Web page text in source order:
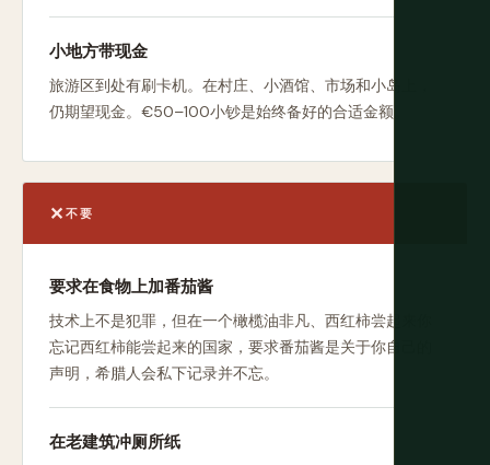
小地方带现金
旅游区到处有刷卡机。在村庄、小酒馆、市场和小岛上，
仍期望现金。€50–100小钞是始终备好的合适金额。
不要
要求在食物上加番茄酱
技术上不是犯罪，但在一个橄榄油非凡、西红柿尝起来你
忘记西红柿能尝起来的国家，要求番茄酱是关于你自己的
声明，希腊人会私下记录并不忘。
在老建筑冲厕所纸